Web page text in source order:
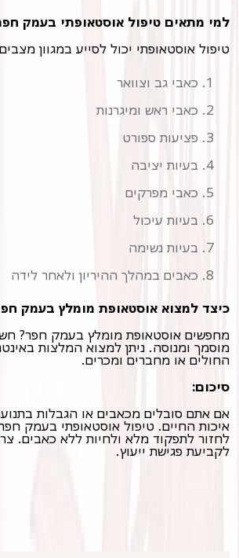
למי מתאים טיפול אוסטאופתי בעמק
טיפול אוסטאופתי יכול לסייע במגוון
כאבי גב וצוואר
כאבי ראש ומיגרנות
פציעות ספורט
בעיות יציבה
כאבי מפרקים
בעיות עיכול
בעיות נשימה
כאבים במהלך ההיריון ולאחר לידה
כיצד למצוא אוסטאופת מומלץ בעמק
מחפשים אוסטאופת מומלץ בעמק חפר?
מוסמך ומנוסה. ניתן למצוא המלצות
החולים או מחברים ומכרים.
סיכום:
אם אתם סובלים מכאבים או הגבלות
איכות החיים. טיפול אוסטאופתי בעמק
לחזור לתפקוד מלא ולחיות ללא כאבים.
לקביעת פגישת ייעוץ.